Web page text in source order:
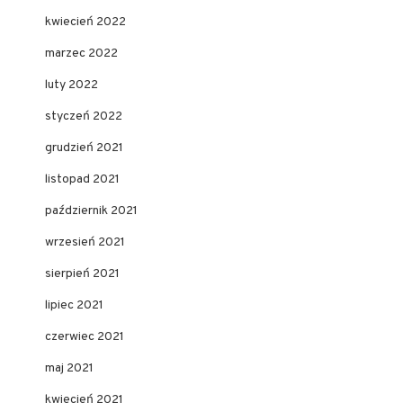
kwiecień 2022
marzec 2022
luty 2022
styczeń 2022
grudzień 2021
listopad 2021
październik 2021
wrzesień 2021
sierpień 2021
lipiec 2021
czerwiec 2021
maj 2021
kwiecień 2021